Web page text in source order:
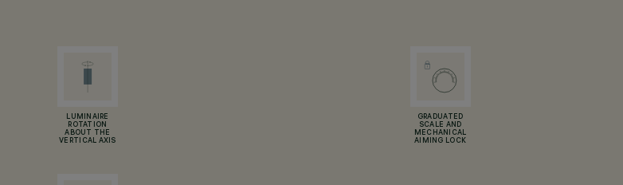
LUMINAIRE
ROTATION
ABOUT THE
VERTICAL AXIS
GRADUATED
SCALE AND
MECHANICAL
AIMING LOCK